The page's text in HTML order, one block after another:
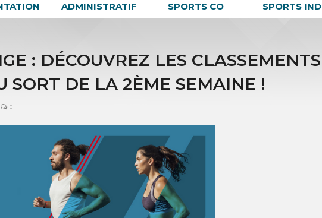
ADMINISTRATIF SPORTS CO SPORTS IND
: DÉCOUVREZ LES CLASSEMENTS
SORT DE LA 2ÈME SEMAINE !
0